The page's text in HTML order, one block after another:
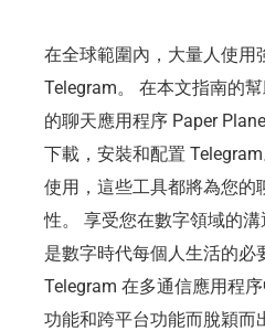
在全球範圍內，大量人使用
Telegram。 在本文指南的
的聊天應用程序 Paper
下載，安裝和配置
使用，這些工具都將為您的
性。 享受您在數字領域的
是數字時代每個人生活的必
Telegram 在多通信應用程
功能和跨平台功能而脫穎而